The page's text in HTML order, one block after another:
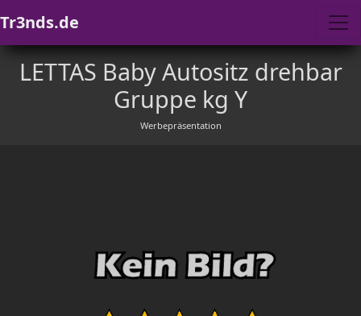
Tr3nds.de
LETTAS Baby Autositz drehbar
Gruppe kg Y
Werbepräsentation